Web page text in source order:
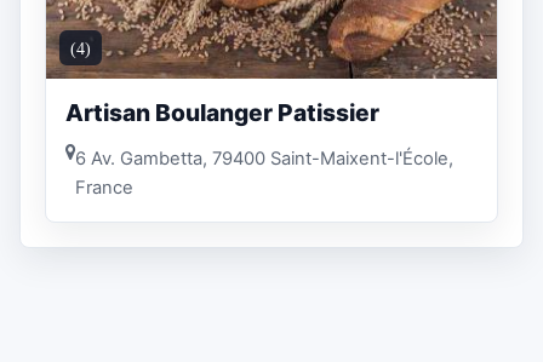
(4)
Artisan Boulanger Patissier
6 Av. Gambetta, 79400 Saint-Maixent-l'École,
France